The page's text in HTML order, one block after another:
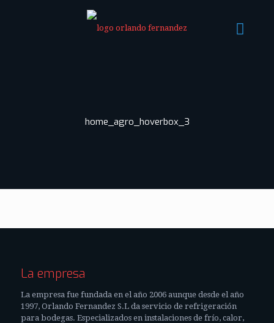
home_agro_hoverbox_3
La empresa
La empresa fue fundada en el año 2006 aunque desde el año
1997, Orlando Fernandez S.L da servicio de refrigeración
para bodegas. Especializados en instalaciones de frío, calor,